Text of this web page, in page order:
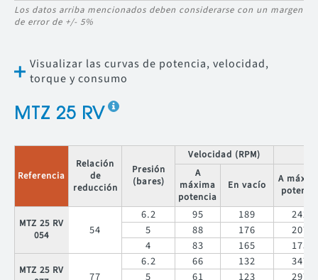
Los datos arriba mencionados deben considerarse con un margen
de error de +/- 5%
Visualizar las curvas de potencia, velocidad,
torque y consumo
MTZ 25 RV
Referencia
Relación
de
reducción
Presión
(bares)
Velocidad (RPM)
A
máxima
potencia
En vacío
A
MTZ 25 RV
054
54
6.2 95 189
242
5
88 176
207
4
83 165 175
MTZ 25 RV
77
6.2 66 132
347
5
61 123
297